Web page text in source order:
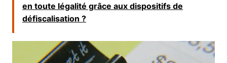
en toute légalité grâce aux dispositifs de
défiscalisation ?